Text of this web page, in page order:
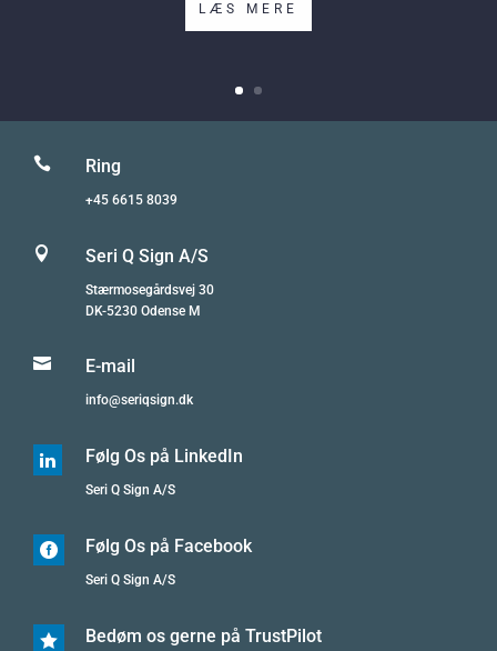
LÆS MERE
 Ring
+45 6615 8039
 Seri Q Sign A/S
Stærmosegårdsvej 30
DK-5230 Odense M
 E-mail
info@seriqsign.dk
 Følg Os på LinkedIn
Seri Q Sign A/S
 Følg Os på Facebook
Seri Q Sign A/S
 Bedøm os gerne på TrustPilot